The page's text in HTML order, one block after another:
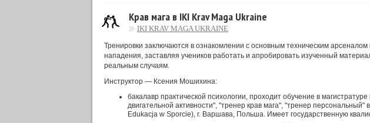
Крав мага в IKI Krav Maga Ukraine
IKI KRAV MAGA UKRAINE
Тренировки заключаются в ознакомлении с основным техническим
нападения, заставляя учеников работать и апробировать изученный
реальным случаям.
Инструктор — Ксения Мошихина:
бакалавр практической психологии, проходит обучение в
двигательной активности", "тренер крав мага", "тренер персональный"
Edukacja w Sporcie), г. Варшава, Польша. Имеет государственную